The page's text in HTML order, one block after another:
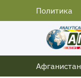
Политика
Афганистан